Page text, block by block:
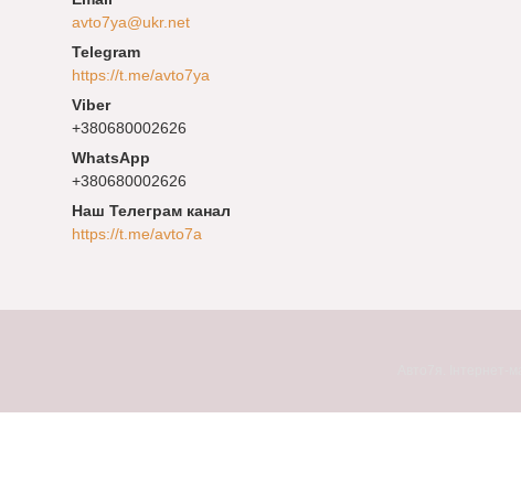
avto7ya@ukr.net
https://t.me/avto7ya
+380680002626
+380680002626
Наш Телеграм канал
https://t.me/avto7a